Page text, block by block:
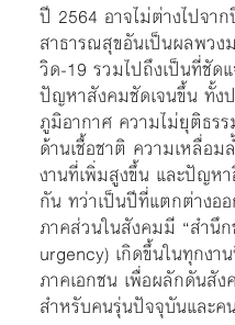
ปี 2564 อาจไม่ต่างไปจา
สาธารณสุขอันเป็นผลพวง
วิด-19 รวมไปถึงเป็นที่ชัด
ปัญหาสังคมชัดเจนขึ้น ทั้ง
ภูมิอากาศ ความไม่ยุติธร
ด้านเชื้อชาติ ความเหลื่อม
งานที่เพิ่มสูงขึ้น และปัญห
กัน ทว่าเป็นปีที่แตกต่างอ
ภาคส่วนในสังคมมี “สำนึก
urgency) เกิดขึ้นในทุกงา
ภาคเอกชน เพื่อผลักดันสั
สำหรับคนรุ่นปัจจุบันและค